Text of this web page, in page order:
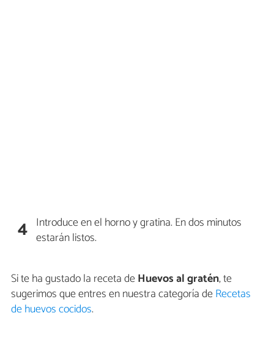
4 Introduce en el horno y gratina. En dos minutos
estarán listos.
Si te ha gustado la receta deHuevos al gratén, te
sugerimos que entres en nuestra categoría deRecetas
de huevos cocidos.